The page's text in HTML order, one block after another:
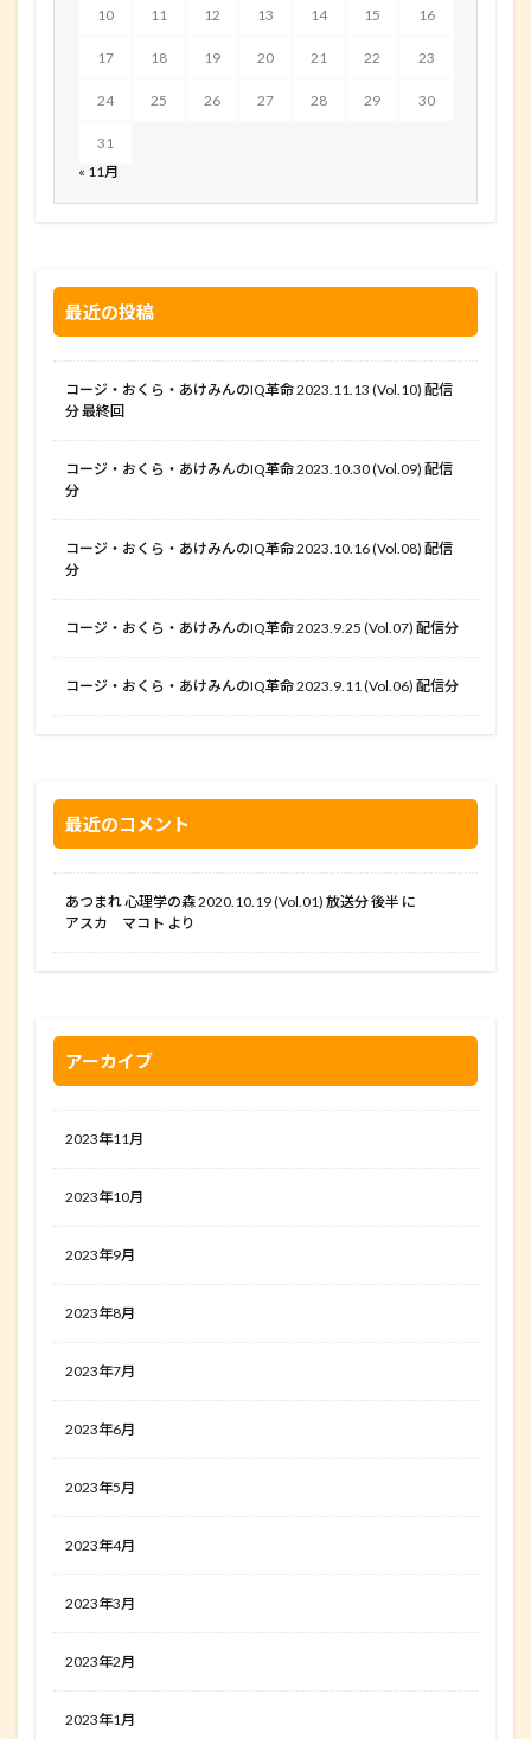
10 11 12 13 14 15 16
17 18 19 20 21 22 23
24 25 26 27 28 29 30
31
« 11月
最近の投稿
コージ・おくら・あけみんのIQ革命 2023.11.13 (Vol.10) 配信
分 最終回
コージ・おくら・あけみんのIQ革命 2023.10.30 (Vol.09) 配信
分
コージ・おくら・あけみんのIQ革命 2023.10.16 (Vol.08) 配信
分
コージ・おくら・あけみんのIQ革命 2023.9.25 (Vol.07) 配信分
コージ・おくら・あけみんのIQ革命 2023.9.11 (Vol.06) 配信分
最近のコメント
あつまれ 心理学の森 2020.10.19 (Vol.01) 放送分 後半 に
アスカ マコト より
アーカイブ
2023年11月
2023年10月
2023年9月
2023年8月
2023年7月
2023年6月
2023年5月
2023年4月
2023年3月
2023年2月
2023年1月